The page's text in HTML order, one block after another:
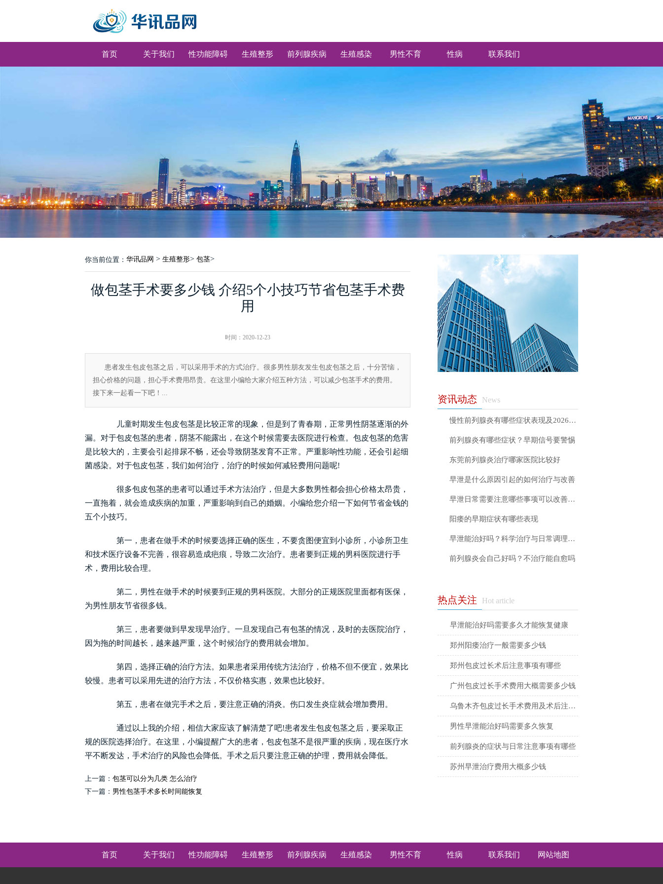
首页 关于我们 性功能障碍 生殖整形 前列腺疾病 生殖感染 男性不育 性病 联系我们
你当前位置： 华讯品网 > 生殖整形> 包茎>
做包茎手术要多少钱 介绍5个小技巧节省包茎手术费
用
时间：2020-12-23
患者发生包皮包茎之后，可以采用手术的方式治疗。很多男性朋友发生包皮包茎之后，十分苦恼，
担心价格的问题，担心手术费用昂贵。在这里小编给大家介绍五种方法，可以减少包茎手术的费用。
接下来一起看一下吧！...
儿童时期发生包皮包茎是比较正常的现象，但是到了青春期，正常男性阴茎逐渐的外
漏。对于包皮包茎的患者，阴茎不能露出，在这个时候需要去医院进行检查。包皮包茎的危害
是比较大的，主要会引起排尿不畅，还会导致阴茎发育不正常。严重影响性功能，还会引起细
菌感染。对于包皮包茎，我们如何治疗，治疗的时候如何减轻费用问题呢!
很多包皮包茎的患者可以通过手术方法治疗，但是大多数男性都会担心价格太昂贵，
一直拖着，就会造成疾病的加重，严重影响到自己的婚姻。小编给您介绍一下如何节省金钱的
五个小技巧。
第一，患者在做手术的时候要选择正确的医生，不要贪图便宜到小诊所，小诊所卫生
和技术医疗设备不完善，很容易造成疤痕，导致二次治疗。患者要到正规的男科医院进行手
术，费用比较合理。
第二，男性在做手术的时候要到正规的男科医院。大部分的正规医院里面都有医保，
为男性朋友节省很多钱。
第三，患者要做到早发现早治疗。一旦发现自己有包茎的情况，及时的去医院治疗，
因为拖的时间越长，越来越严重，这个时候治疗的费用就会增加。
第四，选择正确的治疗方法。如果患者采用传统方法治疗，价格不但不便宜，效果比
较慢。患者可以采用先进的治疗方法，不仅价格实惠，效果也比较好。
第五，患者在做完手术之后，要注意正确的消炎。伤口发生炎症就会增加费用。
通过以上我的介绍，相信大家应该了解清楚了吧!患者发生包皮包茎之后，要采取正
规的医院选择治疗。在这里，小编提醒广大的患者，包皮包茎不是很严重的疾病，现在医疗水
平不断发达，手术治疗的风险也会降低。手术之后只要注意正确的护理，费用就会降低。
上一篇： 包茎可以分为几类 怎么治疗
下一篇： 男性包茎手术多长时间能恢复
资讯动态 News
慢性前列腺炎有哪些症状表现及2026年科学治疗方法详解
前列腺炎有哪些症状？早期信号要警惕
东莞前列腺炎治疗哪家医院比较好
早泄是什么原因引起的如何治疗与改善
早泄日常需要注意哪些事项可以改善症状
阳痿的早期症状有哪些表现
早泄能治好吗？科学治疗与日常调理指南
前列腺炎会自己好吗？不治疗能自愈吗
热点关注 Hot article
早泄能治好吗需要多久才能恢复健康
郑州阳痿治疗一般需要多少钱
郑州包皮过长术后注意事项有哪些
广州包皮过长手术费用大概需要多少钱
乌鲁木齐包皮过长手术费用及术后注意事项
男性早泄能治好吗需要多久恢复
前列腺炎的症状与日常注意事项有哪些
苏州早泄治疗费用大概多少钱
首页 关于我们 性功能障碍 生殖整形 前列腺疾病 生殖感染 男性不育 性病 联系我们 网站地图